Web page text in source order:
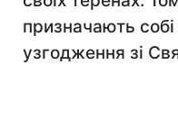
призначають
узгодження зі